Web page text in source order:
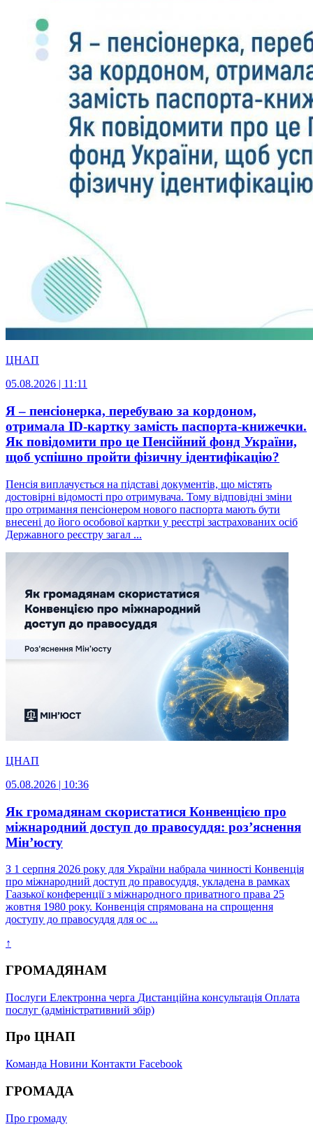
ЦНАП
05.08.2026 | 11:11
Я – пенсіонерка, перебуваю за кордоном,
отримала ID-картку замість паспорта-книжечки.
Як повідомити про це Пенсійний фонд України,
щоб успішно пройти фізичну ідентифікацію?
Пенсія виплачується на підставі документів, що містять
достовірні відомості про отримувача. Тому відповідні зміни
про отримання пенсіонером нового паспорта мають бути
внесені до його особової картки у реєстрі застрахованих осіб
Державного реєстру загал ...
ЦНАП
05.08.2026 | 10:36
Як громадянам скористатися Конвенцією про
міжнародний доступ до правосуддя: роз’яснення
Мін’юсту
З 1 серпня 2026 року для України набрала чинності Конвенція
про міжнародний доступ до правосуддя, укладена в рамках
Гаазької конференції з міжнародного приватного права 25
жовтня 1980 року. Конвенція спрямована на спрощення
доступу до правосуддя для ос ...
↑
ГРОМАДЯНАМ
Послуги Електронна черга Дистанційна консультація Оплата
послуг (адміністративний збір)
Про ЦНАП
Команда Новини Контакти Facebook
ГРОМАДА
Про громаду